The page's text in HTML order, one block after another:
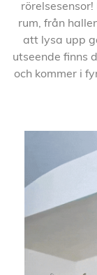
rum, från
att lysa upp
utseende finns
och kommer i